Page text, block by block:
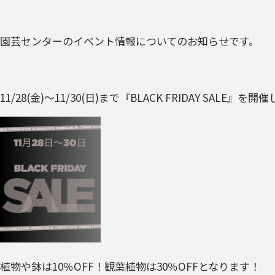
園芸センターのイベント情報についてのお知らせです。
11/28(金)～11/30(日)まで『BLACK FRIDAY SALE』を開催
植物や鉢は10％OFF！観葉植物は30％OFFとなります！